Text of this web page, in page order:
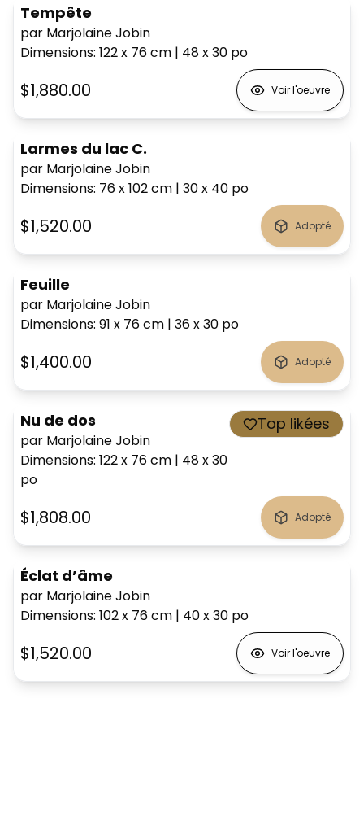
Tempête
par Marjolaine Jobin
Dimensions: 122 x 76cm | 48 x 30 po
$1,880.00 Voir l'oeuvre
Larmes du lac C.
par Marjolaine Jobin
Dimensions: 76 x 102cm | 30 x 40 po
$1,520.00 Adopté
Feuille
par Marjolaine Jobin
Dimensions: 91 x 76cm | 36 x 30 po
$1,400.00 Adopté
Nu de dos
par Marjolaine Jobin
Dimensions: 122 x 76cm | 48 x 30
po
Top likées
$1,808.00 Adopté
Éclat d’âme
par Marjolaine Jobin
Dimensions: 102 x 76cm | 40 x 30 po
$1,520.00 Voir l'oeuvre